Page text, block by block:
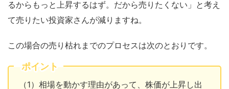
るからもっと上昇するはず。だから売りたくない」と考え
て売りたい投資家さんが減りますね。
この場合の売り枯れまでのプロセスは次のとおりです。
ポイント
（1）相場を動かす理由があって、株価が上昇し出